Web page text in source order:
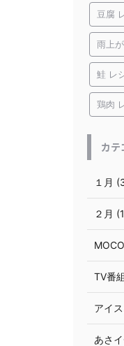
豆腐
雨上
鮭 レ
鶏肉
カテ
１月
２月
TV番
アイ
あさ